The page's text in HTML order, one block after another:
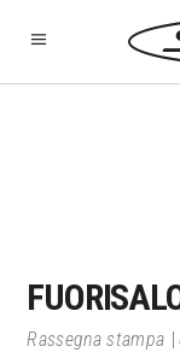
Rassegna stampa